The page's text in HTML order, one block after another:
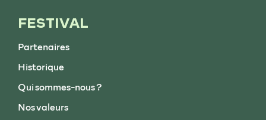
FESTIVAL
Partenaires
Historique
Qui sommes-nous ?
Nos valeurs